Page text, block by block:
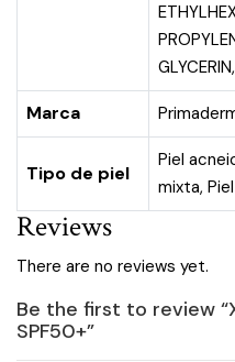
Marca
Tipo de piel
Piel
mixta,
Reviews
There are no reviews yet.
Be the first to review
SPF50+”